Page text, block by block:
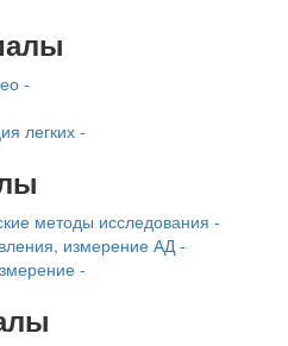
больничной палате
срока лечения...
-
легких -
методы исследования -
измерение АД -
-